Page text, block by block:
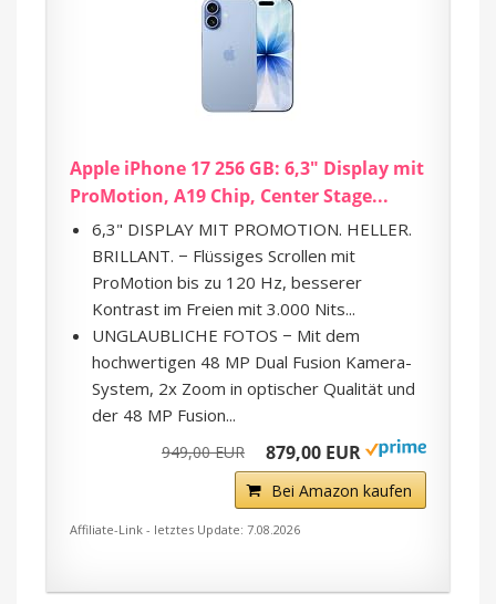
Apple iPhone 17 256 GB: 6,3" Display mit
ProMotion, A19 Chip, Center Stage...
6,3" DISPLAY MIT PROMOTION. HELLER.
BRILLANT. − Flüssiges Scrollen mit
ProMotion bis zu 120 Hz, besserer
Kontrast im Freien mit 3.000 Nits...
UNGLAUBLICHE FOTOS − Mit dem
hochwertigen 48 MP Dual Fusion Kamera-
System, 2x Zoom in optischer Qualität und
der 48 MP Fusion...
949,00 EUR 879,00 EUR
Bei Amazon kaufen
Affiliate-Link - letztes Update: 7.08.2026